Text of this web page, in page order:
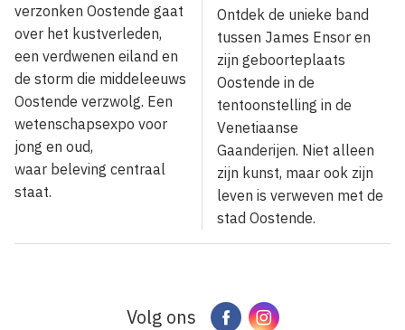
verzonken Oostende gaat
over het kustverleden,
een verdwenen eiland en
de storm die middeleeuws
Oostende verzwolg. Een
wetenschapsexpo voor
jong en oud,
waar beleving centraal
staat.
Ontdek de unieke band
tussen James Ensor en
zijn geboorteplaats
Oostende in de
tentoonstelling in de
Venetiaanse
Gaanderijen. Niet alleen
zijn kunst, maar ook zijn
leven is verweven met de
stad Oostende.
Volg ons FacebookInstagram